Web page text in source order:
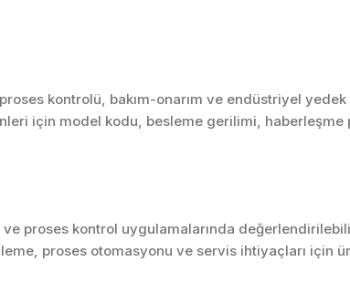
kontrolü, bakım-onarım ve endüstriyel
için model kodu, besleme gerilimi, haberleşme
proses kontrol uygulamalarında
proses otomasyonu ve servis ihtiyaçları için